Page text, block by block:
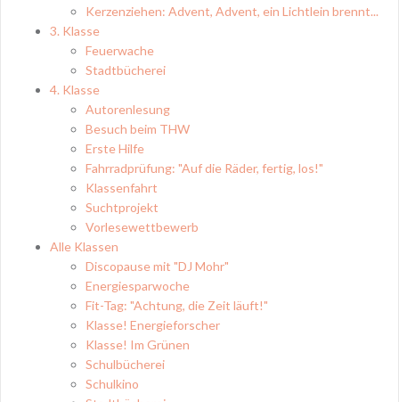
Kerzenziehen: Advent, Advent, ein Lichtlein brennt...
3. Klasse
Feuerwache
Stadtbücherei
4. Klasse
Autorenlesung
Besuch beim THW
Erste Hilfe
Fahrradprüfung: "Auf die Räder, fertig, los!"
Klassenfahrt
Suchtprojekt
Vorlesewettbewerb
Alle Klassen
Discopause mit "DJ Mohr"
Energiesparwoche
Fit-Tag: "Achtung, die Zeit läuft!"
Klasse! Energieforscher
Klasse! Im Grünen
Schulbücherei
Schulkino